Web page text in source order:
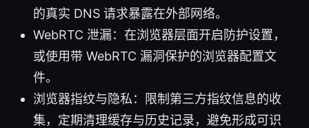
的真实 DNS 请求暴露在外部网络。
WebRTC 泄漏：在浏览器层面开启防护设置，
或使用带 WebRTC 漏洞保护的浏览器配置文
件。
浏览器指纹与隐私：限制第三方指纹信息的收
集，定期清理缓存与历史记录，避免形成可识